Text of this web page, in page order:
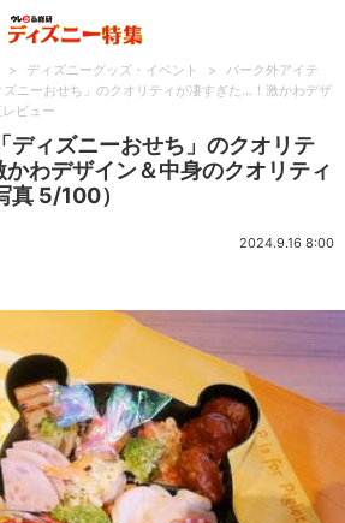
> ディズニーグッズ・イベント >
パーク外アイテ
ズニーおせち」のクオリティが凄すぎた…！激かわデザ
ビュー
ディズニーおせち」のクオリテ
わデザイン＆中身のクオリティ
真 5/100）
2024.9.16 8:00